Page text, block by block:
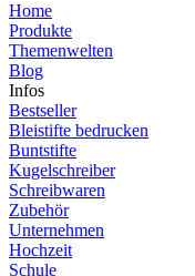
Home
Produkte
Themenwelten
Blog
Infos
Bestseller
Bleistifte bedrucken
Buntstifte
Kugelschreiber
Schreibwaren
Zubehör
Unternehmen
Hochzeit
Schule